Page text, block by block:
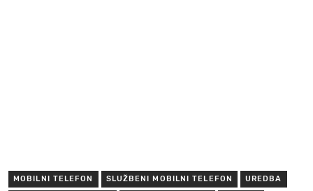
MOBILNI TELEFON SLUŽBENI MOBILNI TELEFON UREDBA